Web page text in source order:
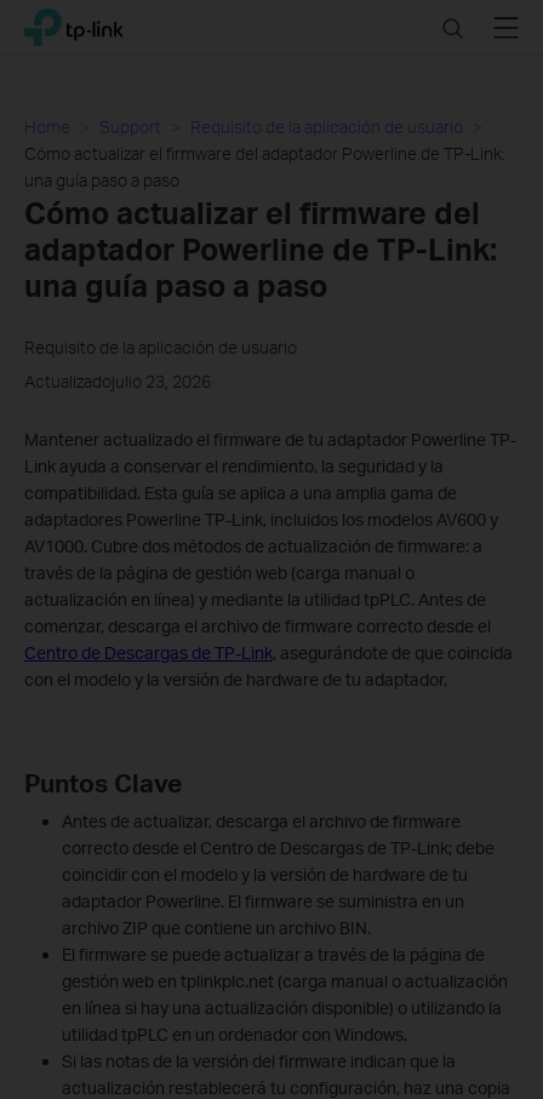
Click
navigation
TP-Link, Reliably Smart SearchMenu
Home Support
Requisito de la aplicación de usuario
Cómo actualizar el firmware del adaptador Powerline de TP-Link:
una guía paso a paso
Cómo actualizar el firmware del
adaptador Powerline de TP-Link:
una guía paso a paso
Requisito de la aplicación de usuario
Actualizadojulio 23, 2026
Mantener actualizado el firmware de tu adaptador Powerline TP-
Link ayuda a conservar el rendimiento, la seguridad y la
compatibilidad. Esta guía se aplica a una amplia gama de
adaptadores Powerline TP-Link, incluidos los modelos AV600 y
AV1000. Cubre dos métodos de actualización de firmware: a
través de la página de gestión web (carga manual o
actualización en línea) y mediante la utilidad tpPLC. Antes de
comenzar, descarga el archivo de firmware correcto desde el
Centro de Descargas de TP-Link, asegurándote de que coincida
con el modelo y la versión de hardware de tu adaptador.
Puntos Clave
Antes de actualizar, descarga el archivo de firmware
correcto desde el Centro de Descargas de TP-Link; debe
coincidir con el modelo y la versión de hardware de tu
adaptador Powerline. El firmware se suministra en un
archivo ZIP que contiene un archivo BIN.
El firmware se puede actualizar a través de la página de
gestión web en tplinkplc.net (carga manual o actualización
en línea si hay una actualización disponible) o utilizando la
utilidad tpPLC en un ordenador con Windows.
Si las notas de la versión del firmware indican que la
actualización restablecerá tu configuración, haz una copia